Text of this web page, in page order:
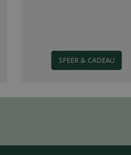
SFEER & CADEAU